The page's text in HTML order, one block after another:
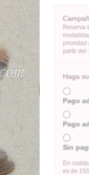
Reserva
prioridad
partir del
Haga
Pago
Pago
Sin
En
es de